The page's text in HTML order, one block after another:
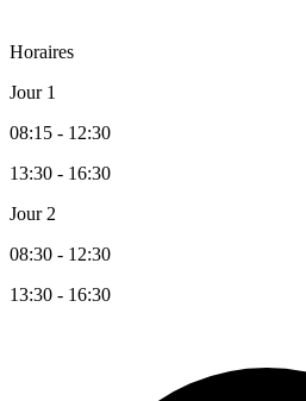
Horaires
Jour 1
08:15 - 12:30
13:30 - 16:30
Jour 2
08:30 - 12:30
13:30 - 16:30